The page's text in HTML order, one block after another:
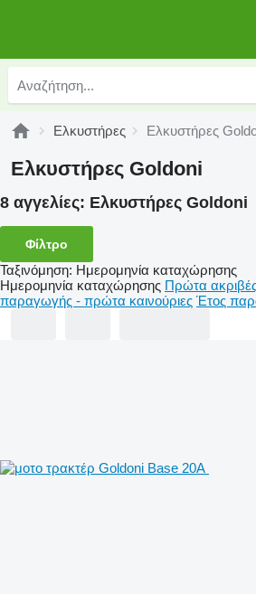
Ελκυστήρες Ελκυστήρες
Ελκυστήρες Goldoni
8 αγγελίες: Ελκυστήρες Goldoni
Φίλτρο
Ταξινόμηση: Ημερομηνία καταχώρησης
Ημερομηνία καταχώρησης Πρώτα
παραγωγής - πρώτα καινούριες Έτος